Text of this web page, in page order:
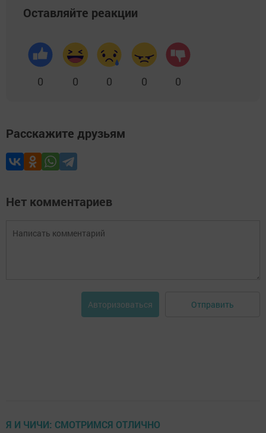
Оставляйте реакции
0 0 0 0 0
Расскажите друзьям
Нет комментариев
Авторизоваться Отправить
Я И ЧИЧИ: СМОТРИМСЯ ОТЛИЧНО